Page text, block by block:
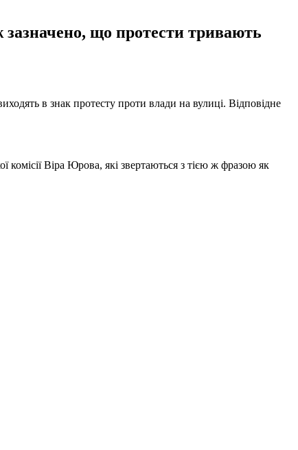
зазначено, що протести тривають
в знак протесту проти влади на вулиці. Відповідне
Віра Юрова, які звертаються з тією ж фразою як